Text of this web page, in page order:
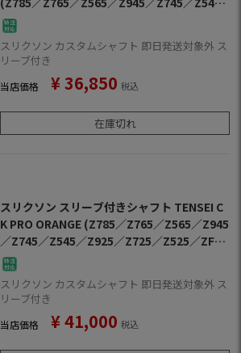
／Z925／Z725／Z525／ZF45)
スリクソン カスタムシャフト 即日発送対象外 ス
リーブ付き
当店価格 ¥36,850 税込
在庫切れ
スリクソン スリーブ付きシャフト TENSEI C
K PRO ORANGE (Z785／Z765／Z565／Z945
／Z745／Z545／Z925／Z725／Z525／ZF4
5)
スリクソン カスタムシャフト 即日発送対象外 ス
リーブ付き
当店価格 ¥41,000 税込